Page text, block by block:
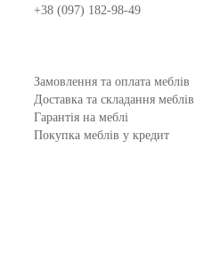
+38 (097) 182-98-49
Замовлення та оплата меблів
Доставка та складання меблів
Гарантія на меблі
Покупка меблів у кредит